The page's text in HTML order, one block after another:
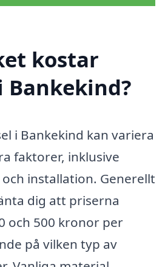
kostar
Bankekind?
i Bankekind kan variera
faktorer, inklusive
installation. Generellt
dig att priserna
och 500 kronor per
på vilken typ av